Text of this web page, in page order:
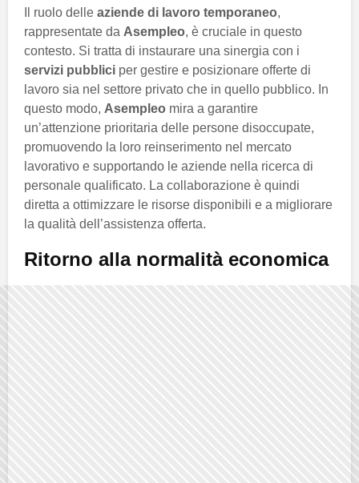
Il ruolo delle aziende di lavoro temporaneo,
rappresentate da Asempleo, è cruciale in questo
contesto. Si tratta di instaurare una sinergia con i
servizi pubblici per gestire e posizionare offerte di
lavoro sia nel settore privato che in quello pubblico. In
questo modo, Asempleo mira a garantire
un’attenzione prioritaria delle persone disoccupate,
promuovendo la loro reinserimento nel mercato
lavorativo e supportando le aziende nella ricerca di
personale qualificato. La collaborazione è quindi
diretta a ottimizzare le risorse disponibili e a migliorare
la qualità dell’assistenza offerta.
Ritorno alla normalità economica